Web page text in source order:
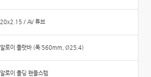
20x2.15 / AV 튜브
알로이 플랫바 (폭:560mm, Ø25.4)
알로이 폴딩 핸들스템